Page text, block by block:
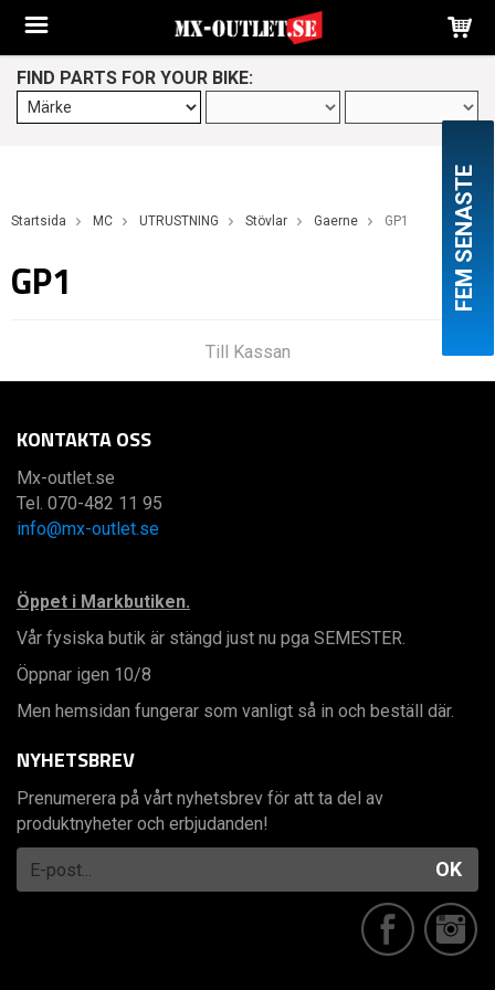
FIND PARTS FOR YOUR BIKE:
Startsida MC UTRUSTNING Stövlar Gaerne GP1
GP1
Till Kassan
FEM SENASTE
KONTAKTA OSS
Mx-outlet.se
Tel. 070-482 11 95
info@mx-outlet.se
Öppet i Markbutiken.
Vår fysiska butik är stängd just nu pga SEMESTER.
Öppnar igen 10/8
Men hemsidan fungerar som vanligt så in och beställ där.
NYHETSBREV
Prenumerera på vårt nyhetsbrev för att ta del av
produktnyheter och erbjudanden!
OK